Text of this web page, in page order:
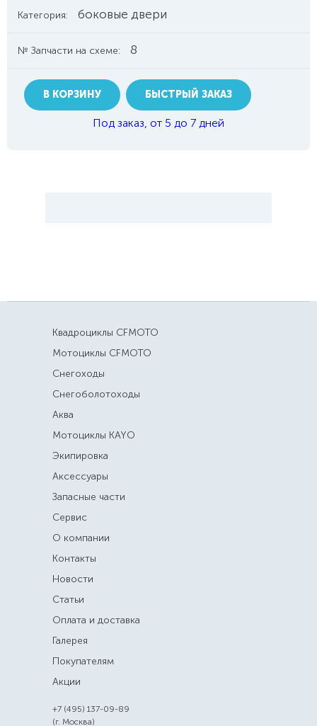
Категория: боковые двери
№ Запчасти на схеме: 8
В КОРЗИНУ БЫСТРЫЙ ЗАКАЗ
Под заказ, от 5 до 7 дней
Квадроциклы CFMOTO
Мотоциклы CFMOTO
Снегоходы
Снегоболотоходы
Аква
Мотоциклы KAYO
Экипировка
Аксессуары
Запасные части
Сервис
О компании
Контакты
Новости
Статьи
Оплата и доставка
Галерея
Покупателям
Акции
+7 (495) 137-09-89
(г. Москва)